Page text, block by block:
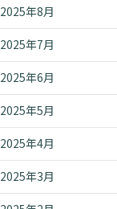
2025年8月
2025年7月
2025年6月
2025年5月
2025年4月
2025年3月